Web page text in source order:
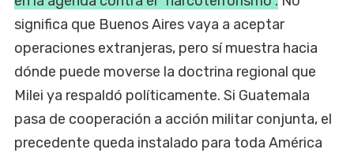
significa que Buenos Aires vaya a aceptar
operaciones extranjeras, pero sí muestra hacia
dónde puede moverse la doctrina regional que
Milei ya respaldó políticamente. Si Guatemala
pasa de cooperación a acción militar conjunta, el
precedente queda instalado para toda América